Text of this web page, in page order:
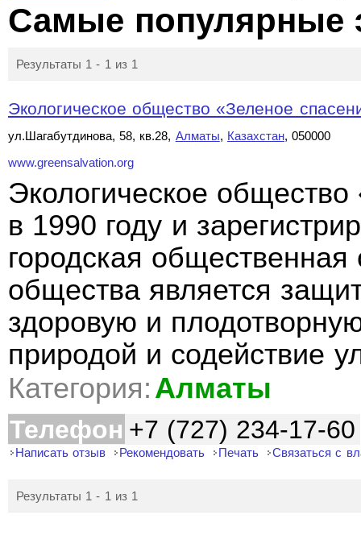
Самые популярные
Результаты 1 - 1 из 1
Экологическое общество «Зеленое
ул.Шагабутдинова, 58, кв.28, Алматы, Казахстан, 050000
www.greensalvation.org
Экологическое
в 1990 году и
городская
общества является
здоровую и
природой и содействие
Категория: Алматы
Телефон +7 (727) 234-17-60
Написать отзыв Рекомендовать Печать Связаться с
Результаты 1 - 1 из 1